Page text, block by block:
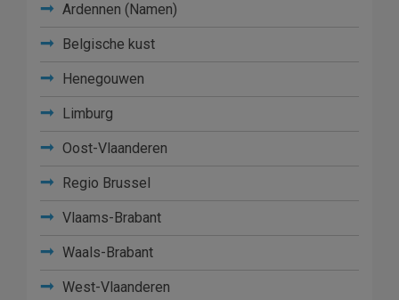
Ardennen (Namen)
Belgische kust
Henegouwen
Limburg
Oost-Vlaanderen
Regio Brussel
Vlaams-Brabant
Waals-Brabant
West-Vlaanderen